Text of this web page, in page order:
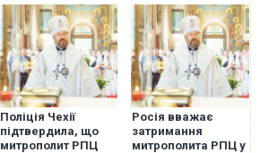
Поліція Чехії
підтвердила, що
митрополит РПЦ
Росія вважає
затримання
митрополита РПЦ у